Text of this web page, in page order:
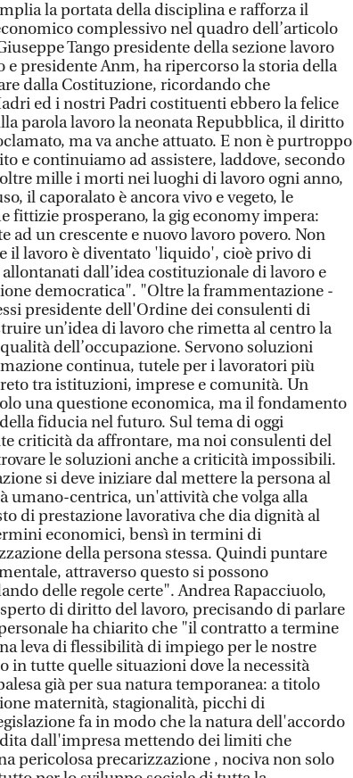
la portata della disciplina e rafforza il
complessivo nel quadro dell’articolo
Tango presidente della sezione lavoro
e presidente Anm, ha ripercorso la storia della
dalla Costituzione, ricordando che
ed i nostri Padri costituenti ebbero la felice
parola lavoro la neonata Repubblica, il diritto
ma va anche attuato. E non è purtroppo
e continuiamo ad assistere, laddove, secondo
mille i morti nei luoghi di lavoro ogni anno,
il caporalato è ancora vivo e vegeto, le
fittizie prosperano, la gig economy impera:
ad un crescente e nuovo lavoro povero. Non
il lavoro è diventato 'liquido', cioè privo di
allontanati dall’idea costituzionale di lavoro e
democratica". "Oltre la frammentazione -
presidente dell'Ordine dei consulenti di
un’idea di lavoro che rimetta al centro la
dell’occupazione. Servono soluzioni
continua, tutele per i lavoratori più
tra istituzioni, imprese e comunità. Un
una questione economica, ma il fondamento
fiducia nel futuro. Sul tema di oggi
criticità da affrontare, ma noi consulenti del
le soluzioni anche a criticità impossibili.
si deve iniziare dal mettere la persona al
umano-centrica, un'attività che volga alla
di prestazione lavorativa che dia dignità al
economici, bensì in termini di
della persona stessa. Quindi puntare
attraverso questo si possono
delle regole certe". Andrea Rapacciuolo,
di diritto del lavoro, precisando di parlare
ha chiarito che "il contratto a termine
leva di flessibilità di impiego per le nostre
in tutte quelle situazioni dove la necessità
già per sua natura temporanea: a titolo
maternità, stagionalità, picchi di
fa in modo che la natura dell'accordo
dall'impresa mettendo dei limiti che
pericolosa precarizzazione , nociva non solo